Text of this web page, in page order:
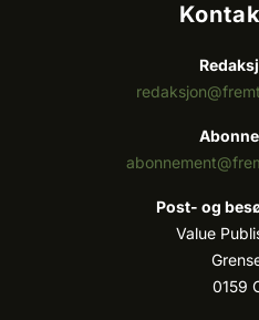
Post- og
Value
0159